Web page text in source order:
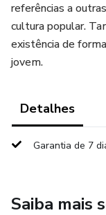
referências a
cultura popular.
existência de
jovem.
Detalhes
Garantia de 7
Saiba mais